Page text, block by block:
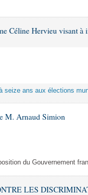
Céline Hervieu visant à
seize ans aux élections
M. Arnaud Simion
du Gouvernement
LES